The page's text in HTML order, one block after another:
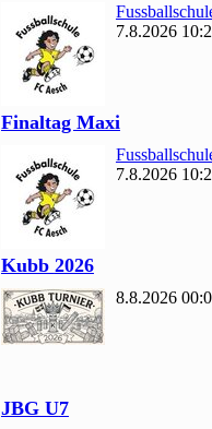
7.8.2026
Finaltag Maxi
7.8.2026
Kubb 2026
8.8.2026
JBG U7